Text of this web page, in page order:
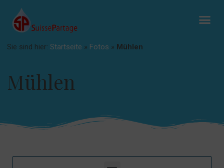
Sie sind hier: Startseite » Fotos » Mühlen
Mühlen